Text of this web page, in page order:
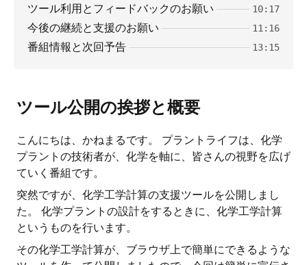
ツール利用とフィードバックのお願い 10:17
今後の継続と支援のお願い 11:16
番組情報と次回予告 13:15
ツール公開の挨拶と概要
こんにちは、かねまるです。 プラントライフは、化学
プラントの技術者が、化学を軸に、皆さんの視野を広げ
ていく番組です。
突然ですが、化学工学計算の支援ツールを公開しまし
た。 化学プラントの設計をするときに、化学工学計算
というものを行います。
その化学工学計算が、ブラウザ上で簡単にできるような